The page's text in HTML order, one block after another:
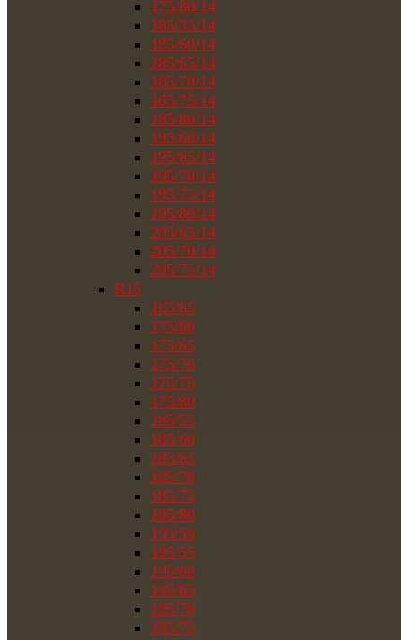
175/80/14
185/55/14
185/60/14
185/65/14
185/70/14
185/75/14
185/80/14
195/60/14
195/65/14
195/70/14
195/75/14
195/80/14
205/65/14
205/70/14
205/75/14
R15
165/65
175/60
175/65
175/70
175/75
175/80
185/55
185/60
185/65
185/70
185/75
185/80
195/50
195/55
195/60
195/65
195/70
195/75